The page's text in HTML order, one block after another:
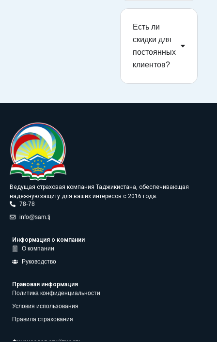
Есть ли
скидки для
постоянных
клиентов?
Ведущая страховая компания Таджикистана, обеспечивающая
надёжную защиту для ваших интересов с 2016 года.
78-78
info@sam.tj
Информация о компании
О компании
Руководство
Правовая информация
Политика конфиденциальности
Условия использования
Правила страхования